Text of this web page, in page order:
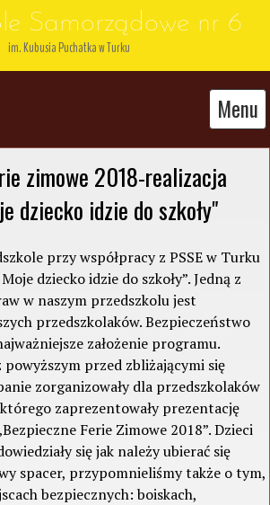
Samorządowe nr 6
im. Kubusia Puchatka w Turku
Menu
zimowe 2018-realizacja
dziecko idzie do szkoły"
przy współpracy z PSSE w Turku
dziecko idzie do szkoły”. Jedną z
w naszym przedszkolu jest
przedszkolaków. Bezpieczeństwo
założenie programu.
przed zbliżającymi się
zorganizowały dla przedszkolaków
zaprezentowały prezentację
Ferie Zimowe 2018”. Dzieci
się jak należy ubierać się
spacer, przypomnieliśmy także o tym,
bezpiecznych: boiskach,